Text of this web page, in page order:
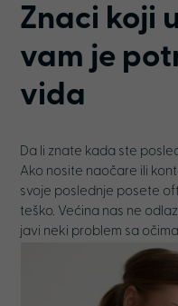
Znaci koji
vam je
vida
Da li znate kada ste
Ako nosite naočare ili
svoje poslednje posete
teško. Većina nas ne
javi neki problem sa